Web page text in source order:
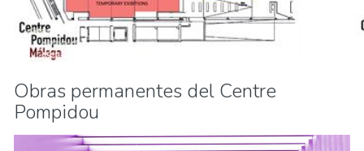
Obras permanentes del Centre
Pompidou